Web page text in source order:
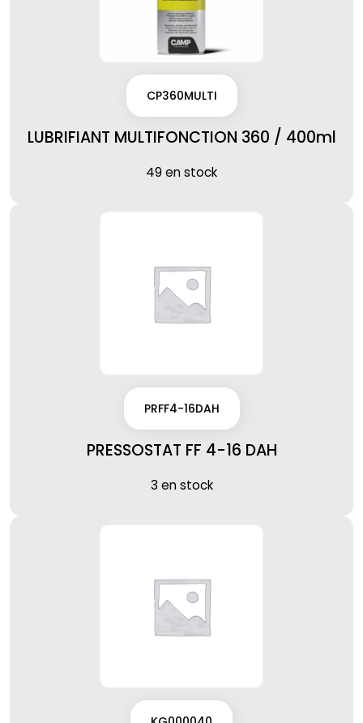
CP360MULTI
LUBRIFIANT MULTIFONCTION 360 / 400ml
49 en stock
PRFF4-16DAH
PRESSOSTAT FF 4-16 DAH
3 en stock